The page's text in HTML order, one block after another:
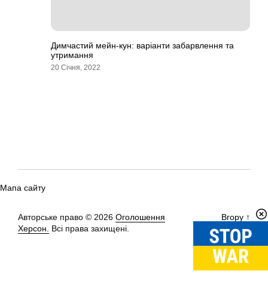
Димчастий мейн-кун: варіанти забарвлення та
утримання
20 Січня, 2022
Мапа сайту
Авторське право © 2026 Оголошення
Херсон.
Всі права захищені.
Вгору ↑